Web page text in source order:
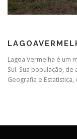
Lagoa Vermelha é um
Sul. Sua população,
Geografia e